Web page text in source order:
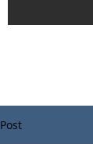
Post